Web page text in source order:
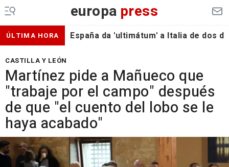
europa press
ÚLTIMA HORA España da 'ultimátum' a Italia de dos
CASTILLA Y LEÓN
Martínez pide a Mañueco que
"trabaje por el campo" después
de que "el cuento del lobo se le
haya acabado"